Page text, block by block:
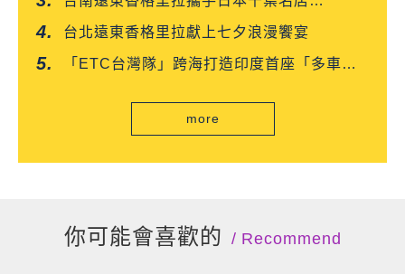
「CROISSANT」 得獎可頌搶先上市
台北遠東香格里拉獻上七夕浪漫饗宴
「ETC台灣隊」跨海打造印度首座「多車道
more
你可能會喜歡的 Recommend